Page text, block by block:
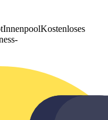
InnenpoolKostenloses